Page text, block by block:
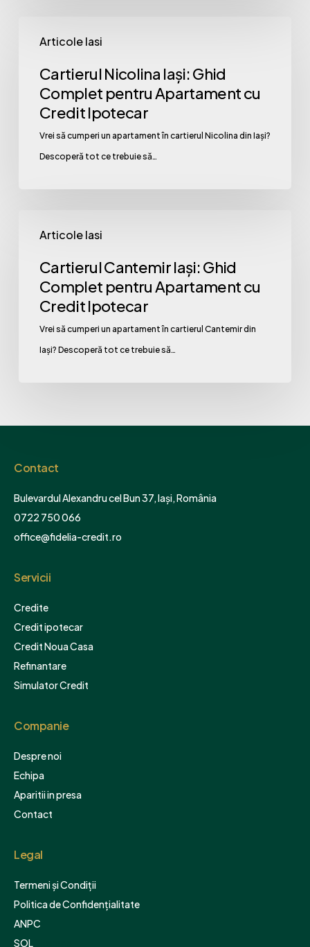
Ipotecar
Articole Iasi
Nicolina
Iași:
Ghid
Complet
pentru
Apartament
Cartierul Nicolina Iași: Ghid
Complet pentru Apartament cu
Credit Ipotecar
Vrei să cumperi un apartament în cartierul Nicolina din Iași?
Descoperă tot ce trebuie să…
Articole Iasi
Cantemir
Iași:
Ghid
Complet
pentru
Apartament
Cartierul Cantemir Iași: Ghid
Complet pentru Apartament cu
Credit Ipotecar
Vrei să cumperi un apartament în cartierul Cantemir din
Iași? Descoperă tot ce trebuie să…
Contact
Bulevardul Alexandru cel Bun 37, Iași, România
0722 750 066
office@fidelia-credit.ro
Servicii
Credite
Credit ipotecar
Credit Noua Casa
Refinantare
Simulator Credit
Companie
Despre noi
Echipa
Aparitii in presa
Contact
Legal
Termeni și Condiții
Politica de Confidențialitate
ANPC
SOL